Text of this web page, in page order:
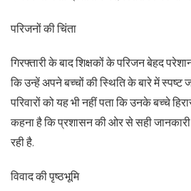
परिजनों की चिंता
गिरफ्तारी के बाद शिक्षकों के परिजन बेहद
कि उन्हें अपने बच्चों की स्थिति के बारे में स्पष्ट
परिवारों को यह भी नहीं पता कि उनके बच्चे
कहना है कि प्रशासन की ओर से सही
रही है.
विवाद की पृष्ठभूमि